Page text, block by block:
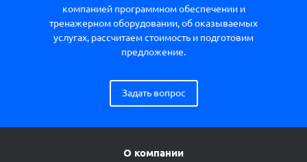
компанией программном обеспечении и
тренажерном оборудовании, об оказываемых
услугах, рассчитаем стоимость и подготовим
предложение.
Задать вопрос
О компании